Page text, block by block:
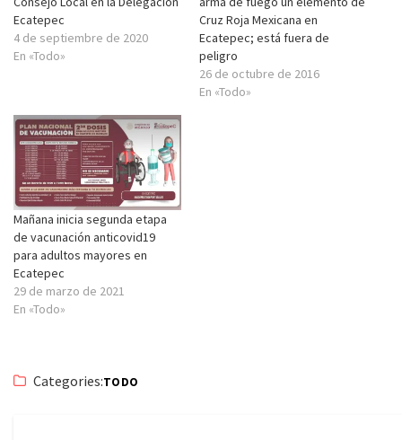
Ecatepec
4 de septiembre de 2020
En «Todo»
Cruz Roja Mexicana en
Ecatepec; está fuera de
peligro
26 de octubre de 2016
En «Todo»
Mañana inicia segunda etapa
de vacunación anticovid19
para adultos mayores en
Ecatepec
29 de marzo de 2021
En «Todo»
Categories:TODO